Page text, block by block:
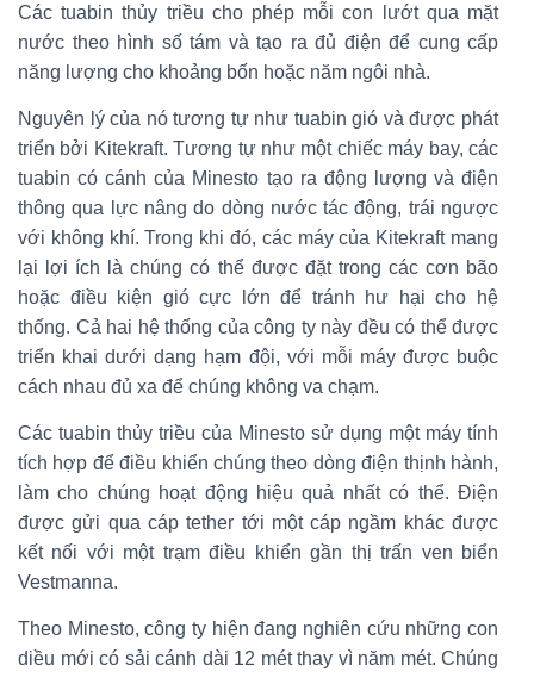
Các tuabin thủy triều cho phép mỗi con lướt qua mặt
nước theo hình số tám và tạo ra đủ điện để cung cấp
năng lượng cho khoảng bốn hoặc năm ngôi nhà.
Nguyên lý của nó tương tự như tuabin gió và được phát
triển bởi Kitekraft. Tương tự như một chiếc máy bay, các
tuabin có cánh của Minesto tạo ra động lượng và điện
thông qua lực nâng do dòng nước tác động, trái ngược
với không khí. Trong khi đó, các máy của Kitekraft mang
lại lợi ích là chúng có thể được đặt trong các cơn bão
hoặc điều kiện gió cực lớn để tránh hư hại cho hệ
thống. Cả hai hệ thống của công ty này đều có thể được
triển khai dưới dạng hạm đội, với mỗi máy được buộc
cách nhau đủ xa để chúng không va chạm.
Các tuabin thủy triều của Minesto sử dụng một máy tính
tích hợp để điều khiển chúng theo dòng điện thịnh hành,
làm cho chúng hoạt động hiệu quả nhất có thể. Điện
được gửi qua cáp tether tới một cáp ngầm khác được
kết nối với một trạm điều khiển gần thị trấn ven biển
Vestmanna.
Theo Minesto, công ty hiện đang nghiên cứu những con
diều mới có sải cánh dài 12 mét thay vì năm mét. Chúng